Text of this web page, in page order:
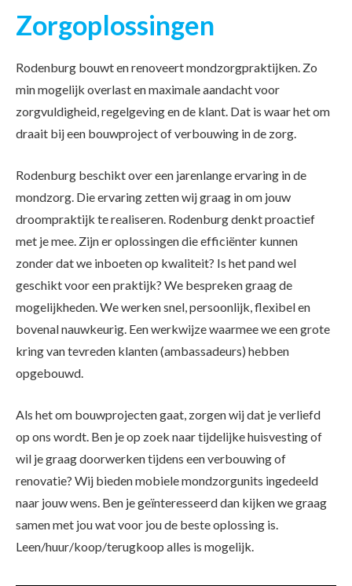
Zorgoplossingen
Rodenburg bouwt en renoveert mondzorgpraktijken. Zo
min mogelijk overlast en maximale aandacht voor
zorgvuldigheid, regelgeving en de klant. Dat is waar het om
draait bij een bouwproject of verbouwing in de zorg.
Rodenburg beschikt over een jarenlange ervaring in de
mondzorg. Die ervaring zetten wij graag in om jouw
droompraktijk te realiseren. Rodenburg denkt proactief
met je mee. Zijn er oplossingen die efficiënter kunnen
zonder dat we inboeten op kwaliteit? Is het pand wel
geschikt voor een praktijk? We bespreken graag de
mogelijkheden. We werken snel, persoonlijk, flexibel en
bovenal nauwkeurig. Een werkwijze waarmee we een grote
kring van tevreden klanten (ambassadeurs) hebben
opgebouwd.
Als het om bouwprojecten gaat, zorgen wij dat je verliefd
op ons wordt. Ben je op zoek naar tijdelijke huisvesting of
wil je graag doorwerken tijdens een verbouwing of
renovatie? Wij bieden mobiele mondzorgunits ingedeeld
naar jouw wens. Ben je geïnteresseerd dan kijken we graag
samen met jou wat voor jou de beste oplossing is.
Leen/huur/koop/terugkoop alles is mogelijk.